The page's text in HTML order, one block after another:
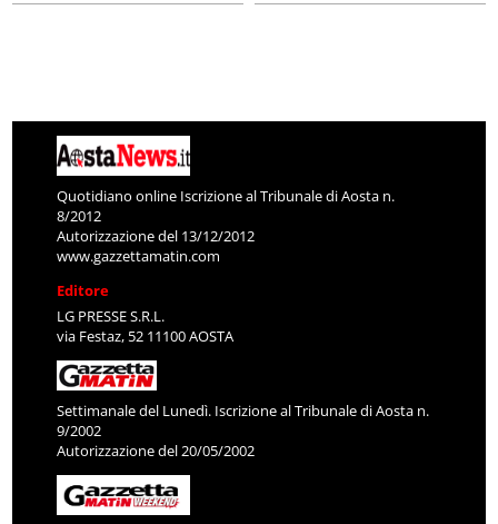
Quotidiano online Iscrizione al Tribunale di Aosta n.
8/2012
Autorizzazione del 13/12/2012
www.gazzettamatin.com
Editore
LG PRESSE S.R.L.
via Festaz, 52 11100 AOSTA
Settimanale del Lunedì. Iscrizione al Tribunale di Aosta n.
9/2002
Autorizzazione del 20/05/2002